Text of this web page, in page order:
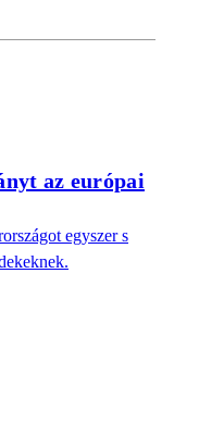
az európai
egyszer s